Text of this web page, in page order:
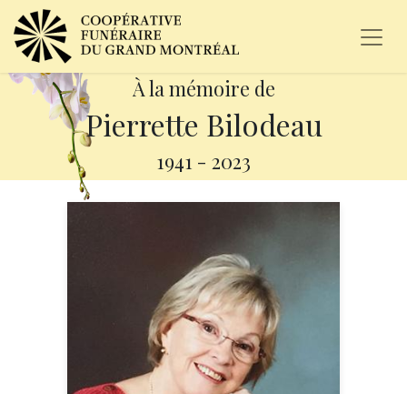
À la mémoire de
Pierrette Bilodeau
1941 - 2023